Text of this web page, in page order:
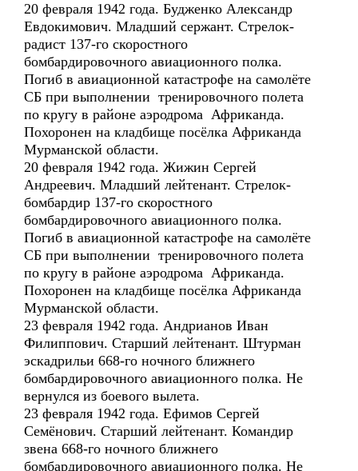
20 февраля 1942 года. Будженко Александр
Евдокимович. Младший сержант. Стрелок-
радист 137-го скоростного
бомбардировочного авиационного полка.
Погиб в авиационной катастрофе на самолёте
СБ при выполнении тренировочного полета
по кругу в районе аэродрома Африканда.
Похоронен на кладбище посёлка Африканда
Мурманской области.
20 февраля 1942 года. Жижин Сергей
Андреевич. Младший лейтенант. Стрелок-
бомбардир 137-го скоростного
бомбардировочного авиационного полка.
Погиб в авиационной катастрофе на самолёте
СБ при выполнении тренировочного полета
по кругу в районе аэродрома Африканда.
Похоронен на кладбище посёлка Африканда
Мурманской области.
23 февраля 1942 года. Андрианов Иван
Филиппович. Старший лейтенант. Штурман
эскадрильи 668-го ночного ближнего
бомбардировочного авиационного полка. Не
вернулся из боевого вылета.
23 февраля 1942 года. Ефимов Сергей
Семёнович. Старший лейтенант. Командир
звена 668-го ночного ближнего
бомбардировочного авиационного полка. Не